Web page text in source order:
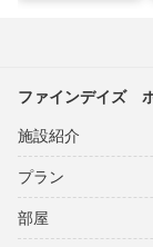
ファインデイズ
施設紹介
プラン
部屋